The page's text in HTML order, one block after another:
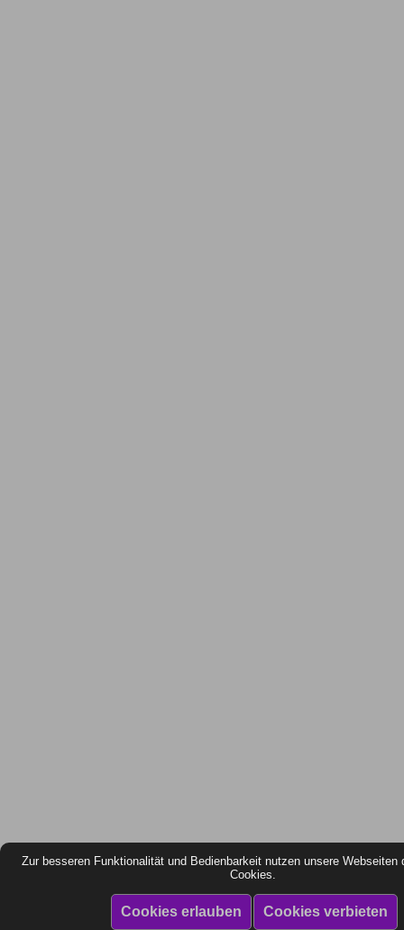
Zur besseren Funktionalität und Bedienbarkeit nutzen unsere Webseiten
Cookies.